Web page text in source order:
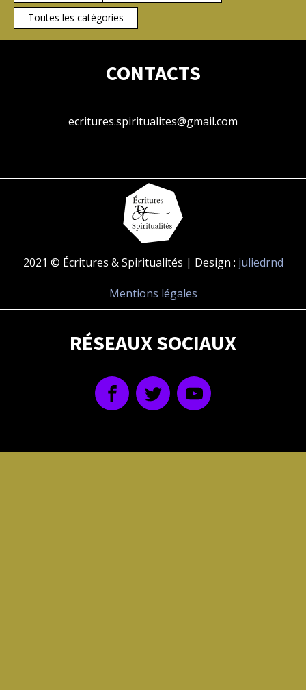
Toutes les catégories
CONTACTS
ecritures.spiritualites@gmail.com
2021 © Écritures & Spiritualités | Design : juliedrnd
Mentions légales
RÉSEAUX SOCIAUX